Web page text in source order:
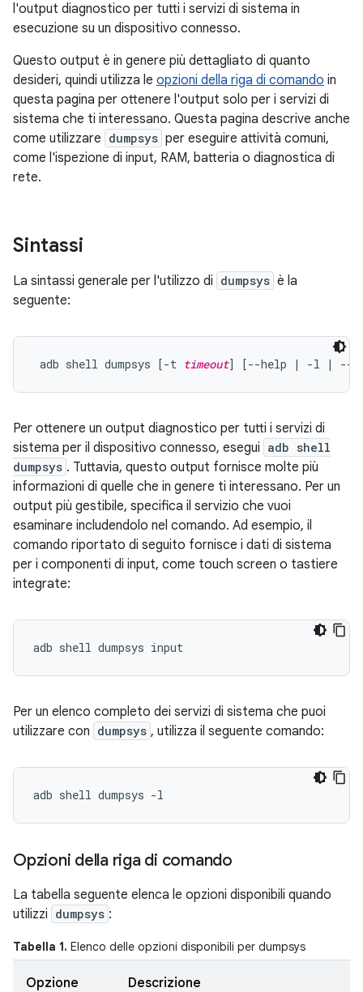
l'output diagnostico per tutti i servizi di sistema in
esecuzione su un dispositivo connesso.
Questo output è in genere più dettagliato di quanto
desideri, quindi utilizza le opzioni della riga di comando in
questa pagina per ottenere l'output solo per i servizi di
sistema che ti interessano. Questa pagina descrive anche
come utilizzare dumpsys per eseguire attività comuni,
come l'ispezione di input, RAM, batteria o diagnostica di
rete.
Sintassi
La sintassi generale per l'utilizzo di dumpsys è la
seguente:
adb shell dumpsys [-t timeout] [--help | -l | --
Per ottenere un output diagnostico per tutti i servizi di
sistema per il dispositivo connesso, esegui adb shell
dumpsys . Tuttavia, questo output fornisce molte più
informazioni di quelle che in genere ti interessano. Per un
output più gestibile, specifica il servizio che vuoi
esaminare includendolo nel comando. Ad esempio, il
comando riportato di seguito fornisce i dati di sistema
per i componenti di input, come touch screen o tastiere
integrate:
Per un elenco completo dei servizi di sistema che puoi
utilizzare con dumpsys , utilizza il seguente comando:
Opzioni della riga di comando
La tabella seguente elenca le opzioni disponibili quando
utilizzi dumpsys :
Tabella 1. Elenco delle opzioni disponibili per dumpsys
Opzione Descrizione